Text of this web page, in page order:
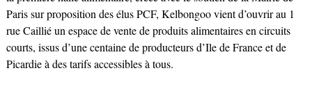
Paris sur proposition des élus PCF, Kelbongoo vient d’ouvrir au 1
rue Caillié un espace de vente de produits alimentaires en circuits
courts, issus d’une centaine de producteurs d’Ile de France et de
Picardie à des tarifs accessibles à tous.